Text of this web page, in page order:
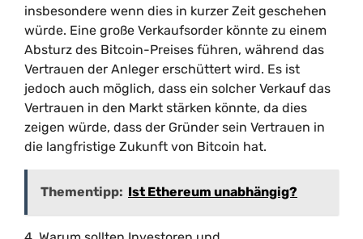
insbesondere wenn dies in kurzer Zeit geschehen
würde. Eine große Verkaufsorder könnte zu einem
Absturz des Bitcoin-Preises führen, während das
Vertrauen der Anleger erschüttert wird. Es ist
jedoch auch möglich, dass ein solcher Verkauf das
Vertrauen in den Markt stärken könnte, da dies
zeigen würde, dass der Gründer sein Vertrauen in
die langfristige Zukunft von Bitcoin hat.
Thementipp: Ist Ethereum unabhängig?